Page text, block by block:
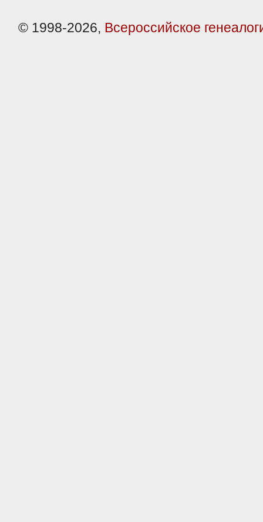
© 1998-2026, Всероссийское